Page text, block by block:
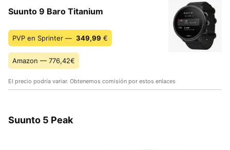
Suunto 9 Baro Titanium
PVP en Sprinter — 349,99 €
Amazon — 776,42€
El precio podría variar. Obtenemos comisión por estos enlaces
Suunto 5 Peak